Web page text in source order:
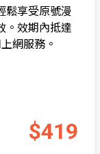
鬆享受原號漫
。效期內抵達
網服務。
$419